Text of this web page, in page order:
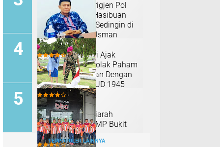
Malam Ketiga, Brigjen Pol
Benny Iskandar Hasibuan
Berikan Setawar Sedingin di
Kediaman Alm. Usman
Hasibuan
M. Ikbal Parinduri Ajak
Masyarakat Menolak Paham
Yang Bertentangan Dengan
Pancasila Dan UUD 1945
Yonmarhanlan l
Melaksanakan Ziarah
Rombongan di TMP Bukit
Barisan Medan
TERPOPULER LAINNYA